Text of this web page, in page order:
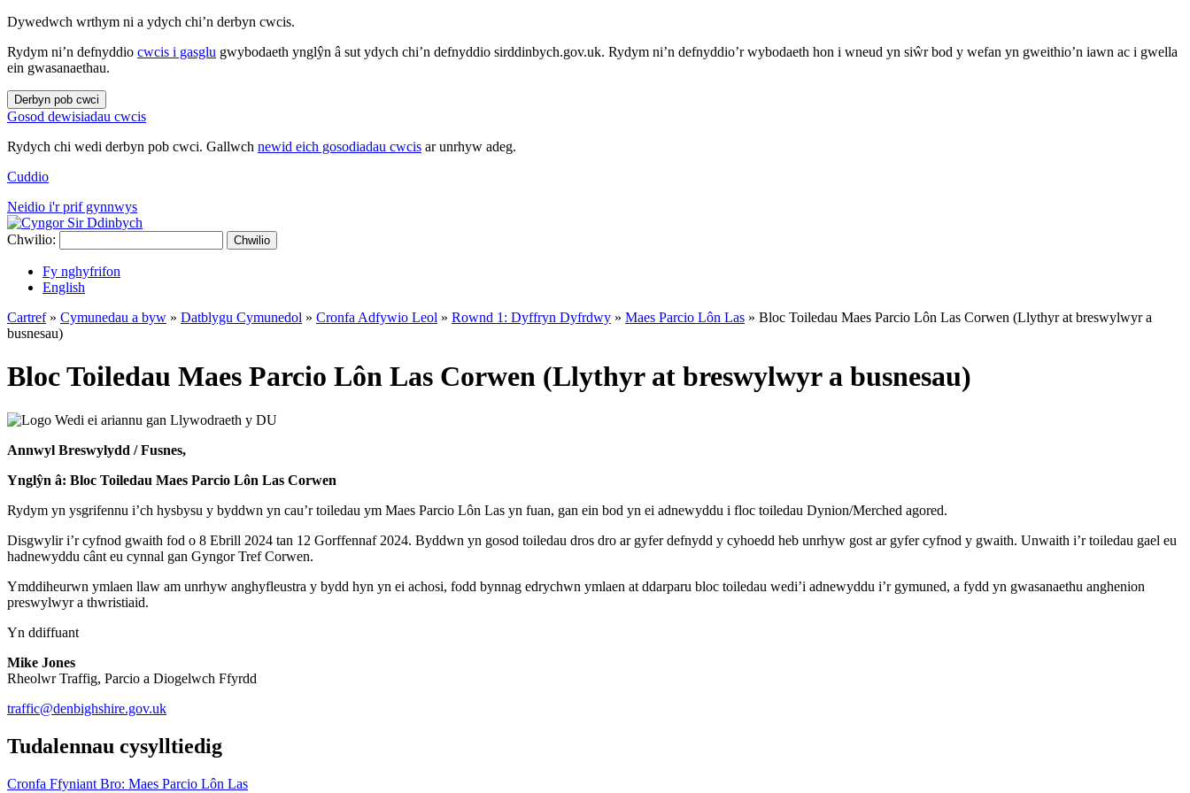
Dywedwch wrthym ni a ydych chi’n derbyn cwcis.
Rydym ni’n defnyddio cwcis i gasglu gwybodaeth ynglŷn â sut ydych chi’n defnyddio sirddinbych.gov.uk. Rydym ni’n defnyddio’r wybodaeth hon i wneud yn siŵr bod y wefan yn gweithio’n iawn ac i gwella
ein gwasanaethau.
Derbyn pob cwci
Gosod dewisiadau cwcis
Rydych chi wedi derbyn pob cwci. Gallwch newid eich gosodiadau cwcis ar unrhyw adeg.
Cuddio
Neidio i'r prif gynnwys
Chwilio: Chwilio
Fy nghyfrifon
English
Cartref» Cymunedau a byw » Datblygu Cymunedol » Cronfa Adfywio Leol » Rownd 1: Dyffryn Dyfrdwy » Maes Parcio Lôn Las » Bloc Toiledau Maes Parcio Lôn Las Corwen (Llythyr at breswylwyr a
busnesau)
Bloc Toiledau Maes Parcio Lôn Las Corwen (Llythyr at breswylwyr a busnesau)
Annwyl Breswylydd / Fusnes,
Ynglŷn â: Bloc Toiledau Maes Parcio Lôn Las Corwen
Rydym yn ysgrifennu i’ch hysbysu y byddwn yn cau’r toiledau ym Maes Parcio Lôn Las yn fuan, gan ein bod yn ei adnewyddu i floc toiledau Dynion/Merched agored.
Disgwylir i’r cyfnod gwaith fod o 8 Ebrill 2024 tan 12 Gorffennaf 2024. Byddwn yn gosod toiledau dros dro ar gyfer defnydd y cyhoedd heb unrhyw gost ar gyfer cyfnod y gwaith. Unwaith i’r toiledau gael eu
hadnewyddu cânt eu cynnal gan Gyngor Tref Corwen.
Ymddiheurwn ymlaen llaw am unrhyw anghyfleustra y bydd hyn yn ei achosi, fodd bynnag edrychwn ymlaen at ddarparu bloc toiledau wedi’i adnewyddu i’r gymuned, a fydd yn gwasanaethu anghenion
preswylwyr a thwristiaid.
Yn ddiffuant
Mike Jones
Rheolwr Traffig, Parcio a Diogelwch Ffyrdd
traffic@denbighshire.gov.uk
Tudalennau cysylltiedig
Cronfa Ffyniant Bro: Maes Parcio Lôn Las